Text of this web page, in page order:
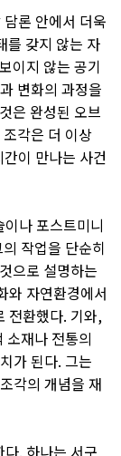
론 안에서 더욱
를 갖지 않는 자
이지 않는 공기
변화의 과정을
은 완성된 오브
각은 더 이상
이 만나는 사건
나 포스트미니
작업을 단순히
으로 설명하는
와 자연환경에서
전환했다. 기와,
재나 전통의
가 된다. 그는
각의 개념을 재
. 하나는 서구